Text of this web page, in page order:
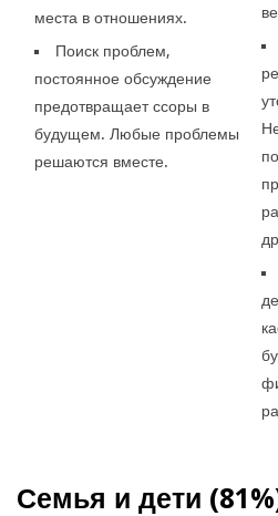
места в отношениях.
Поиск проблем,
постоянное обсуждение
предотвращает ссоры в
будущем. Любые проблемы
решаются вместе.
Семья и дети